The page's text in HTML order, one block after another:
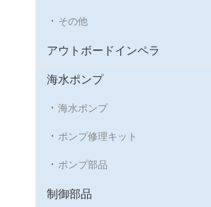
その他
アウトボードインペラ
海水ポンプ
海水ポンプ
ポンプ修理キット
ポンプ部品
制御部品